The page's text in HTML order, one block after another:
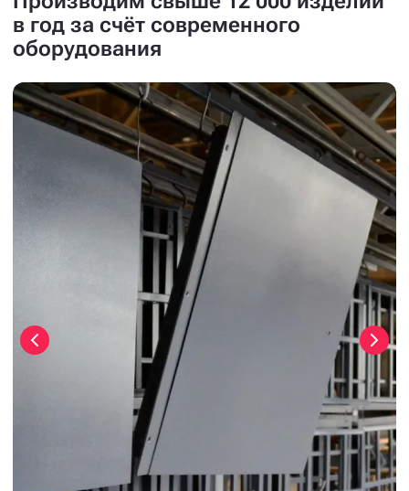
в год за счёт современного
оборудования